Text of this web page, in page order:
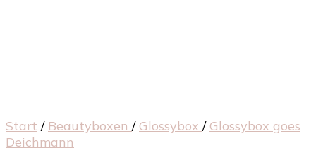
Start / Beautyboxen / Glossybox / Glossybox goes
Deichmann